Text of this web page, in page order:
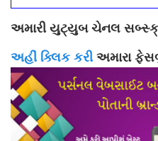
અમારી યુટ્યુબ ચેનલ
અહીં ક્લિક કરી અમારા